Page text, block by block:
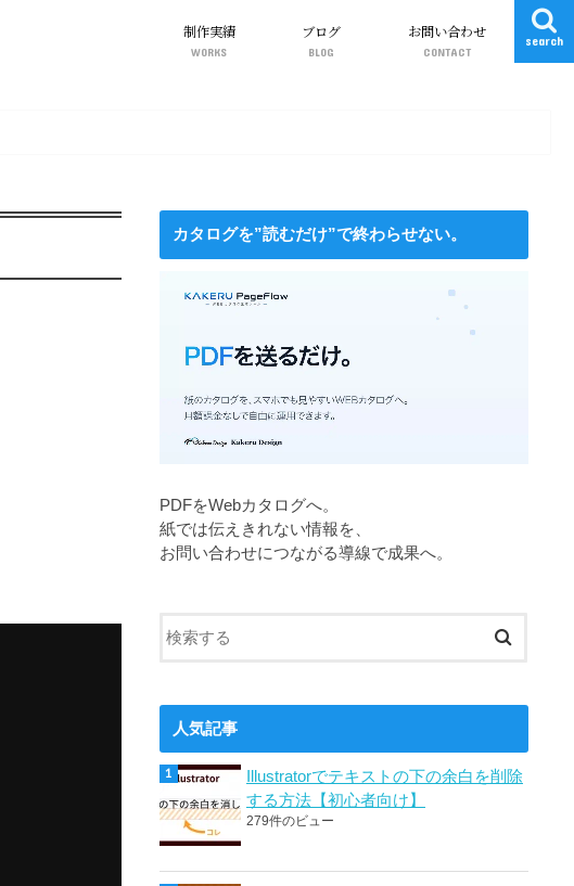
search
制作実績
WORKS
ブログ
BLOG
お問い合わせ
CONTACT
カタログを”読むだけ”で終わらせない。
PDFをWebカタログへ。
紙では伝えきれない情報を、
お問い合わせにつながる導線で成果へ。
人気記事
Illustratorでテキストの下の余白を削除
する方法【初心者向け】
279件のビュー